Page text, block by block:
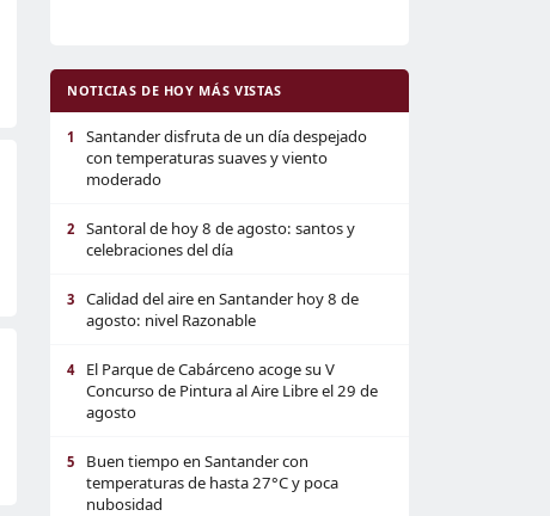
NOTICIAS DE HOY MÁS VISTAS
1
Santander disfruta de un día despejado
con temperaturas suaves y viento
moderado
2
Santoral de hoy 8 de agosto: santos y
celebraciones del día
3
Calidad del aire en Santander hoy 8 de
agosto: nivel Razonable
4
El Parque de Cabárceno acoge su V
Concurso de Pintura al Aire Libre el 29 de
agosto
5
Buen tiempo en Santander con
temperaturas de hasta 27°C y poca
nubosidad